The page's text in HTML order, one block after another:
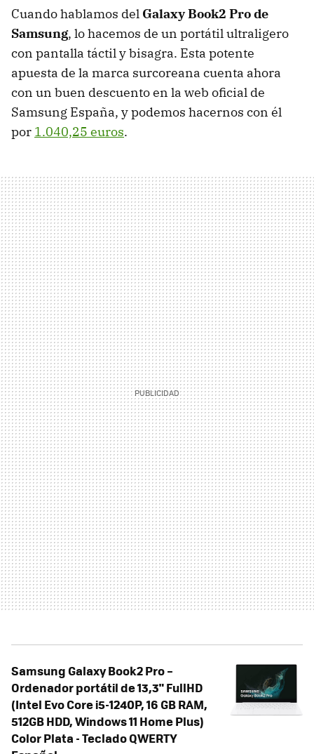
Cuando hablamos del Galaxy Book2 Pro de
Samsung, lo hacemos de un portátil ultraligero
con pantalla táctil y bisagra. Esta potente
apuesta de la marca surcoreana cuenta ahora
con un buen descuento en la web oficial de
Samsung España, y podemos hacernos con él
por 1.040,25 euros.
Samsung Galaxy Book2 Pro –
Ordenador portátil de 13,3" FullHD
(Intel Evo Core i5-1240P, 16 GB RAM,
512GB HDD, Windows 11 Home Plus)
Color Plata - Teclado QWERTY